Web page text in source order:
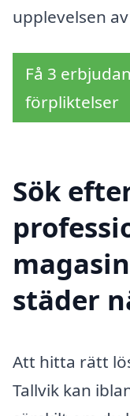
upplevelsen
Få 3
förpliktelser
Sök
städer
Att hitta rätt
Tallvik kan